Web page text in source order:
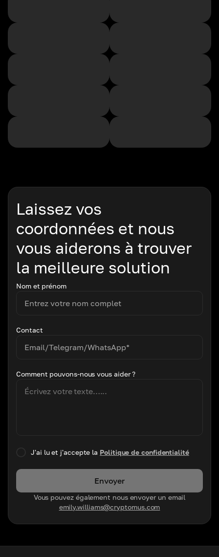
Laissez vos
coordonnées et nous
vous aiderons à trouver
la meilleure solution
Nom et prénom
Contact
Comment pouvons-nous vous aider ?
J'ai lu et j'accepte la Politique de confidentialité
Envoyer
Vous pouvez également nous envoyer un email
emily.williams@cryptomus.com